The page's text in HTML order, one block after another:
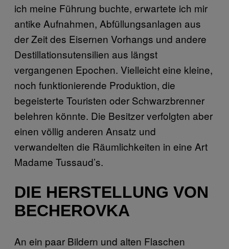
ich meine Führung buchte, erwartete ich mir
antike Aufnahmen, Abfüllungsanlagen aus
der Zeit des Eisernen Vorhangs und andere
Destillationsutensilien aus längst
vergangenen Epochen. Vielleicht eine kleine,
noch funktionierende Produktion, die
begeisterte Touristen oder Schwarzbrenner
belehren könnte. Die Besitzer verfolgten aber
einen völlig anderen Ansatz und
verwandelten die Räumlichkeiten in eine Art
Madame Tussaud’s.
DIE HERSTELLUNG VON
BECHEROVKA
An ein paar Bildern und alten Flaschen